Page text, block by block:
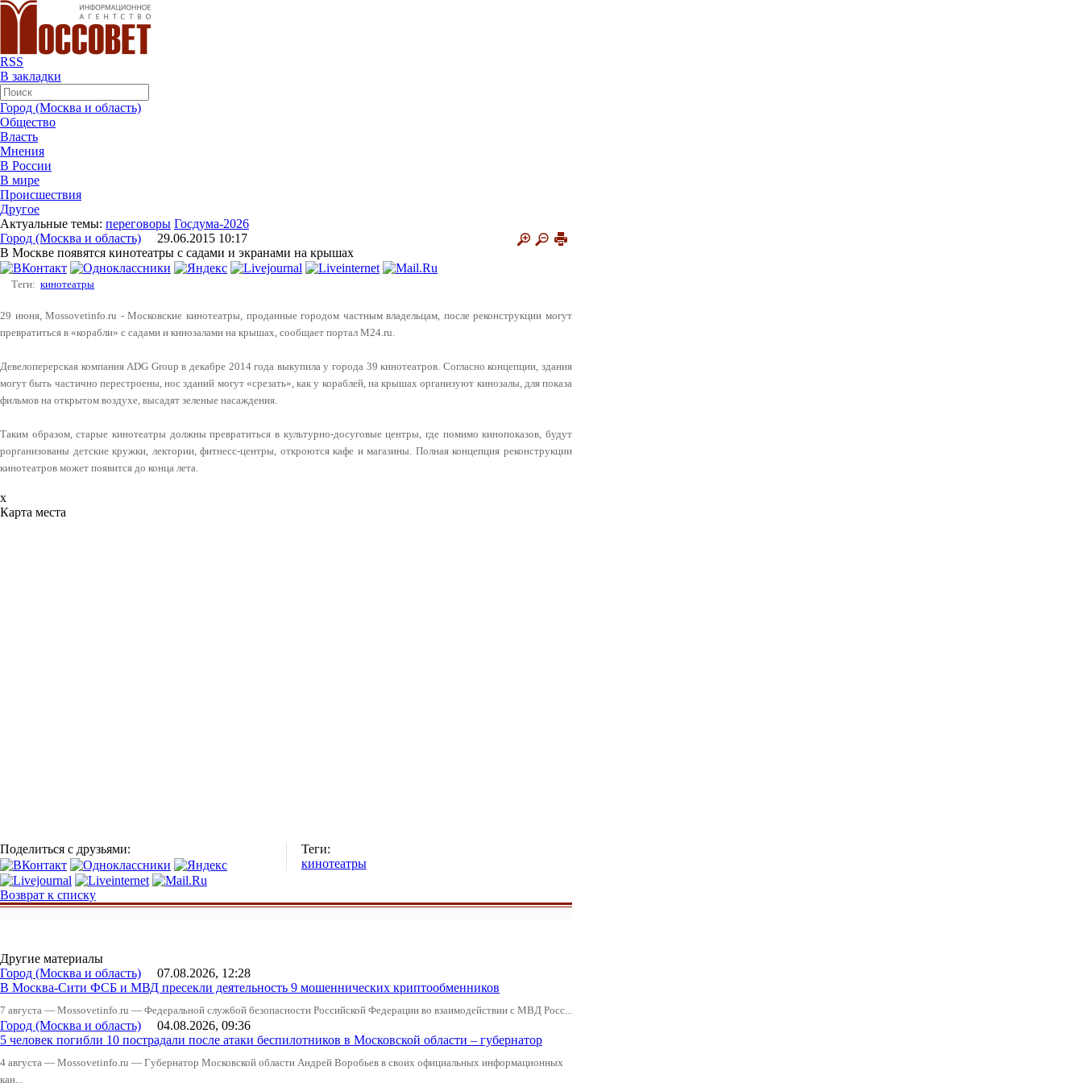
RSS
В закладки
Город (Москва и область)
Общество
Власть
Мнения
В России
В мире
Происшествия
Другое
Актуальные темы: переговоры Госдума-2026
Город (Москва и область) 29.06.2015 10:17
В Москве появятся кинотеатры с садами и экранами на крышах
Теги: кинотеатры
29 июня, Mossovetinfo.ru - Московские кинотеатры, проданные городом частным владельцам, после реконструкции могут
превратиться в «корабли» с садами и кинозалами на крышах, сообщает портал М24.ru.
Девелоперерская компания ADG Group в декабре 2014 года выкупила у города 39 кинотеатров. Согласно концепции, здания
могут быть частично перестроены, нос зданий могут «срезать», как у кораблей, на крышах организуют кинозалы, для показа
фильмов на открытом воздухе, высадят зеленые насаждения.
Таким образом, старые кинотеатры должны превратиться в культурно-досуговые центры, где помимо кинопоказов, будут
рорганизованы детские кружки, лектории, фитнесс-центры, откроются кафе и магазины. Полная концепция реконструкции
кинотеатров может появится до конца лета.
x
Карта места
Поделиться с друзьями:
Теги:
кинотеатры
Возврат к списку
Другие материалы
Город (Москва и область) 07.08.2026, 12:28
В Москва-Сити ФСБ и МВД пресекли деятельность 9 мошеннических криптообменников
7 августа — Mossovetinfo.ru — Федеральной службой безопасности Российской Федерации во взаимодействии с МВД Росс...
Город (Москва и область) 04.08.2026, 09:36
5 человек погибли 10 пострадали после атаки беспилотников в Московской области – губернатор
4 августа — Mossovetinfo.ru — Губернатор Московской области Андрей Воробьев в своих официальных информационных
кан...